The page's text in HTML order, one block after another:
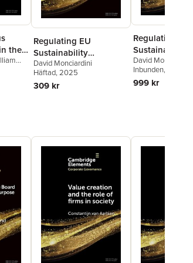
the
Regulating EU
Sustainability
Reporting
David Monciardini
Häftad, 2025
309 kr
Regulating EU
Sustainability
Reporting
David Monciardini
Inbunden, 2025
999 kr